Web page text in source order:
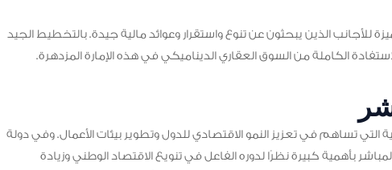
للأجانب الذين يبحثون عن تنوع واستقرار وعوائد مالية جيدة. بالتخطيط الجيد
الكاملة من السوق العقاري الديناميكي في هذه الإمارة المزدهرة.
التي تساهم في تعزيز النمو الاقتصادي للدول وتطوير بيئات الأعمال. وفي دولة
بأهمية كبيرة نظرًا لدوره الفاعل في تنويع الاقتصاد الوطني وزيادة